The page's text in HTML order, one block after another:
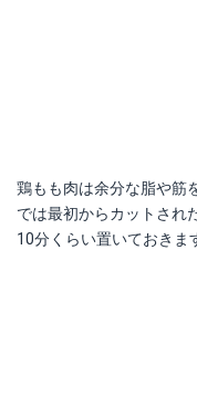
鶏もも肉は余分な脂や筋
では最初からカットされ
10分くらい置いておきま